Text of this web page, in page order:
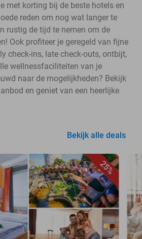
met korting bij de beste hotels en
reden om nog wat langer te
rustig de tijd te nemen om de
Ook profiteer je geregeld van fijne
check-ins, late check-outs, ontbijt,
wellnessfaciliteiten van je
naar de mogelijkheden? Bekijk
en geniet van een heerlijke
Bekijk alle deals
25%